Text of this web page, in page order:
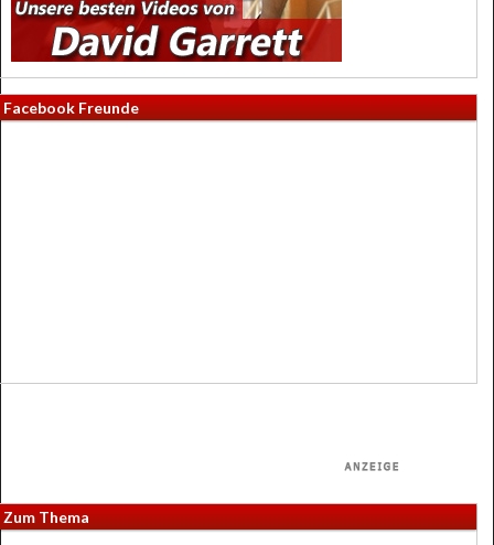
Facebook Freunde
Zum Thema